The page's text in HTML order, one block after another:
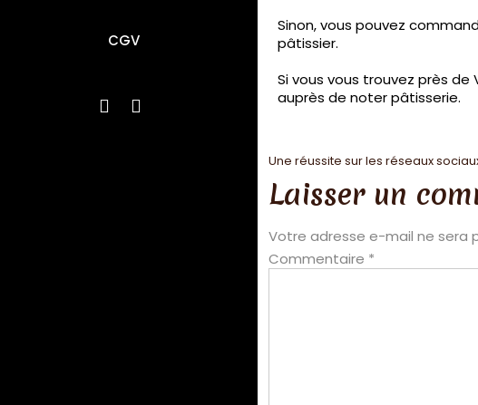
CGV
Sinon, vous pouvez
pâtissier.
Si vous vous trouvez près
auprès de noter pâtisserie.
Une réussite sur les réseaux
Laisser un
Votre adresse e-mail ne sera
Commentaire *